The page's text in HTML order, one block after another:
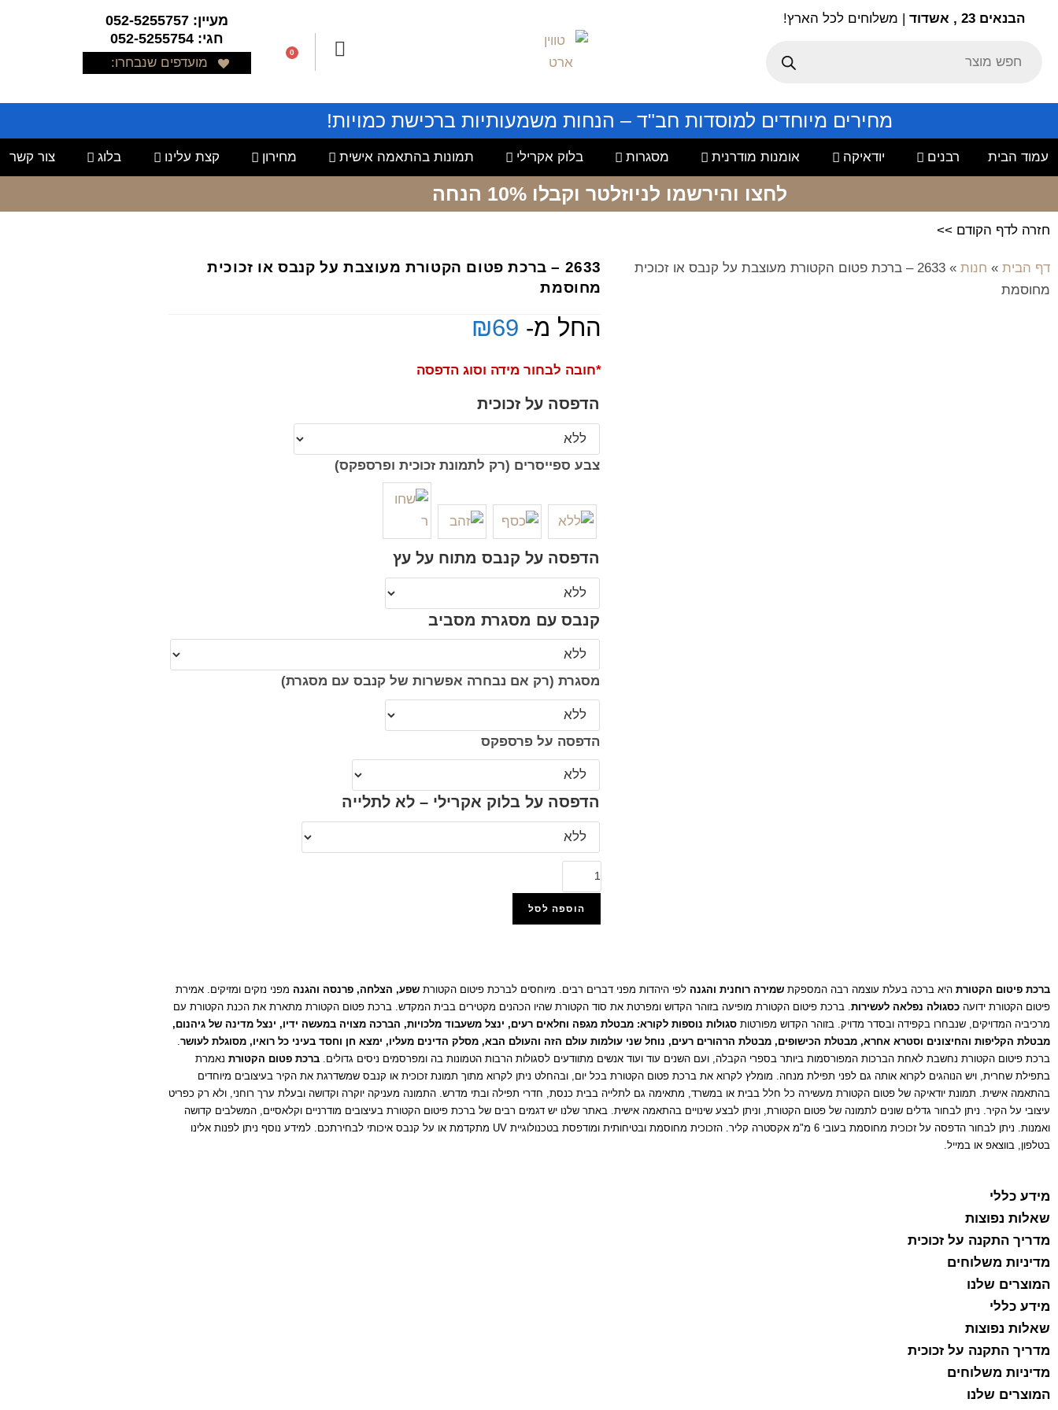
הבנאים 23 , אשדוד | משלוחים לכל הארץ!
0
מעיין: 052-5255757
חגי: 052-5255754
מועדפים שנבחרו:
מחירים מיוחדים למוסדות חב"ד – הנחות משמעותיות ברכישת כמויות!
עמוד הבית רבנים יודאיקה אומנות מודרנית מסגרות בלוק אקרילי תמונות בהתאמה אישית מחירון קצת עלינו בלוג צור קשר
לחצו והירשמו לניוזלטר וקבלו 10% הנחה
חזרה לדף הקודם >>
דף הבית » חנות »
2633 – ברכת פטום הקטורת מעוצבת על קנבס או זכוכית
מחוסמת
2633 – ברכת פטום הקטורת מעוצבת על קנבס או זכוכית
מחוסמת
החל מ- ₪69
*חובה לבחור מידה וסוג הדפסה
הדפסה על זכוכית
צבע ספייסרים (רק לתמונת זכוכית ופרספקס)
הדפסה על קנבס מתוח על עץ
קנבס עם מסגרת מסביב
מסגרת (רק אם נבחרה אפשרות של קנבס עם מסגרת)
הדפסה על פרספקס
הדפסה על בלוק אקרילי – לא לתלייה
הוספה לסל
ברכת פיטום הקטורת היא ברכה בעלת עוצמה רבה המספקת שמירה רוחנית והגנה לפי היהדות מפני דברים רבים. מיוחסים לברכת פיטום הקטורת שפע, הצלחה, פרנסה והגנה מפני נזקים ומזיקים. אמירת
פיטום הקטורת ידועה כסגולה נפלאה לעשירות . ברכת פיטום הקטורת מופיעה בזוהר הקדוש ומפרטת את סוד הקטורת שהיו הכהנים מקטירים בבית המקדש. ברכת פטום הקטורת מתארת את הכנת הקטורת עם
מרכיביה המדויקים, שנבחרו בקפידה ובסדר מדויק. בזוהר הקדוש מפורטות סגולות נוספות לקורא: מבטלת מגפה וחלאים רעים, ינצל משעבוד מלכויות, הברכה מצויה במעשה ידיו, ינצל מדינה של גיהנום,
מבטלת הקליפות והחיצונים וסטרא אחרא, מבטלת הכישופים, מבטלת הרהורים רעים, נוחל שני עולמות עולם הזה והעולם הבא, מסלק הדינים מעליו, ימצא חן וחסד בעיני כל רואיו, מסוגלת לעושר
ברכת פיטום הקטורת נחשבת לאחת הברכות המפורסמות ביותר בספרי הקבלה, ועם השנים עוד ועוד אנשים מתוודעים לסגולות הרבות הטמונות בה ומפרסמים ניסים גדולים. ברכת פטום הקטורת נאמרת
בתפילת שחרית, ויש הנוהגים לקרוא אותה גם לפני תפילת מנחה. מומלץ לקרוא את ברכת פטום הקטורת בכל יום, ובהחלט ניתן לקרוא מתוך תמונת זכוכית או קנבס שמשדרגת את הקיר בעיצובים מיוחדים
בהתאמה אישית. תמונת יודאיקה של פטום הקטורת מעשירה כל חלל בבית או במשרד, מתאימה גם לתלייה בבית כנסת, חדרי תפילה ובתי מדרש. התמונה מעניקה יוקרה וקדושה ובעלת ערך רוחני, ולא רק כפריט
עיצובי על הקיר. ניתן לבחור גדלים שונים לתמונה של פטום הקטורת, וניתן לבצע שינויים בהתאמה אישית. באתר שלנו יש דגמים רבים של ברכת פיטום הקטורת בעיצובים מודרניים וקלאסיים, המשלבים קדושה
ואמנות. ניתן לבחור הדפסה על זכוכית מחוסמת בעובי 6 מ"מ אקסטרה קליר. הזכוכית מחוסמת ובטיחותית ומודפסת בטכנולוגיית UV מתקדמת או על קנבס איכותי לבחירתכם. למידע נוסף ניתן לפנות אלינו
בטלפון, בווצאפ או במייל.
מידע כללי
שאלות נפוצות
מדריך התקנה על זכוכית
מדיניות משלוחים
המוצרים שלנו
מידע כללי
שאלות נפוצות
מדריך התקנה על זכוכית
מדיניות משלוחים
המוצרים שלנו